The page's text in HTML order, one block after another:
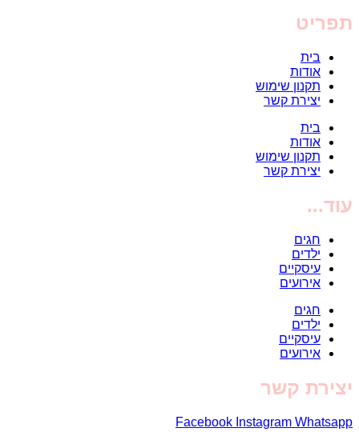
תפריט
בית
אודות
תקנון שימוש
יצירת קשר
בית
אודות
תקנון שימוש
יצירת קשר
עוד...
חגים
ילדים
עיסקיים
אירועים
חגים
ילדים
עיסקיים
אירועים
יצירת קשר
Facebook Instagram Whatsapp